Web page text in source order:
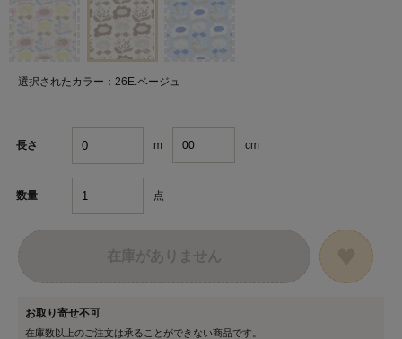
選択されたカラー：26E.ベージュ
長さ m cm
数量 点
お取り寄せ不可
在庫数以上のご注文は承ることができない商品です。